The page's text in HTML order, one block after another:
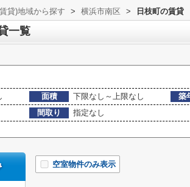
貸)地域から探す > 横浜市南区 > 日枝町の賃貸
一覧
面積 下限なし～上限なし 築
間取り
指定なし
空室物件のみ表示